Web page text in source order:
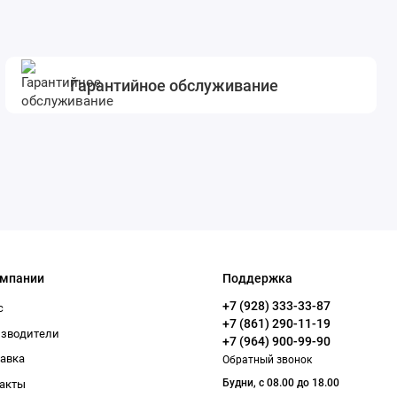
Гарантийное обслуживание
Поддержка
+7 (928) 333-33-87
+7 (861) 290-11-19
+7 (964) 900-99-90
Обратный звонок
Будни, с 08.00 до 18.00